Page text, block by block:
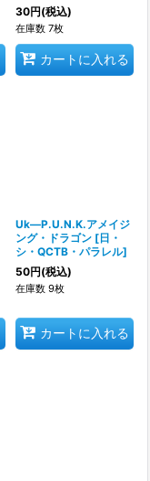
30円(税込)
在庫数 7枚
カートに入れる
Uk―P.U.N.K.アメイジ
ング・ドラゴン [日・
シ・QCTB・パラレル]
50円(税込)
在庫数 9枚
カートに入れる